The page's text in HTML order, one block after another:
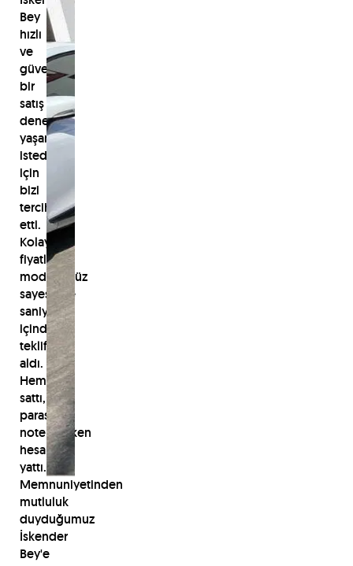
Bey
hızlı
ve
güvenli
bir
satış
deneyimi
yaşamak
istediği
için
bizi
tercih
etti.
Kolay
fiyatlama
modülümüz
sayesinde
saniyeler
içinde
teklif
aldı.
Hemen
sattı,
parası
noterdeyken
hesabına
yattı.
Memnuniyetinden
mutluluk
duyduğumuz
İskender
Bey'e